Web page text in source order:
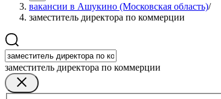
вакансии в Ашукино (Московская область)/
заместитель директора по коммерции
заместитель директора по коммерции